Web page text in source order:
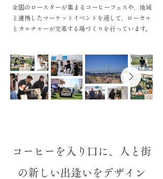
全国のロースターが集まるコーヒーフェスや、地域
と連携したマーケットイベントを通して、ローカル
とカルチャーが交差する場づくりを行っています。
コーヒーを入り口に、人と街
の新しい出逢いをデザイン